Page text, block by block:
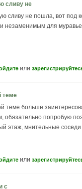
сливу не
сливу не пошла, вот под
незаменимым для
или
теме
теме больше
обязательно попробую
этаж, мнительные соседи
или
с